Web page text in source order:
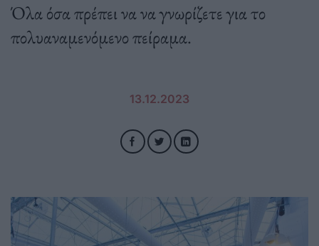
Όλα όσα πρέπει να να γνωρίζετε για το
πολυαναμενόμενο πείραμα.
13.12.2023